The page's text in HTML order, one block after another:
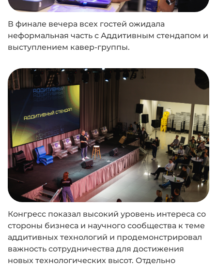
В финале вечера всех гостей ожидала
неформальная часть с Аддитивным стендапом и
выступлением кавер-группы.
Конгресс показал высокий уровень интереса со
стороны бизнеса и научного сообщества к теме
аддитивных технологий и продемонстрировал
важность сотрудничества для достижения
новых технологических высот. Отдельно